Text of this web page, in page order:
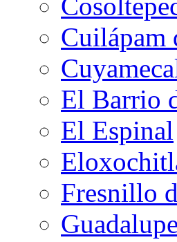
Cuilápam
El Barrio
El Espinal
Fresnillo